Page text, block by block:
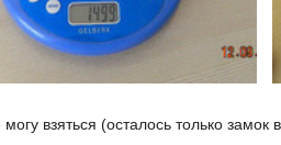
взяться (осталось только